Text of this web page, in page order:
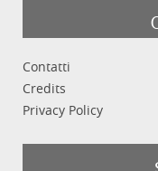
Contatti
Credits
Privacy Policy